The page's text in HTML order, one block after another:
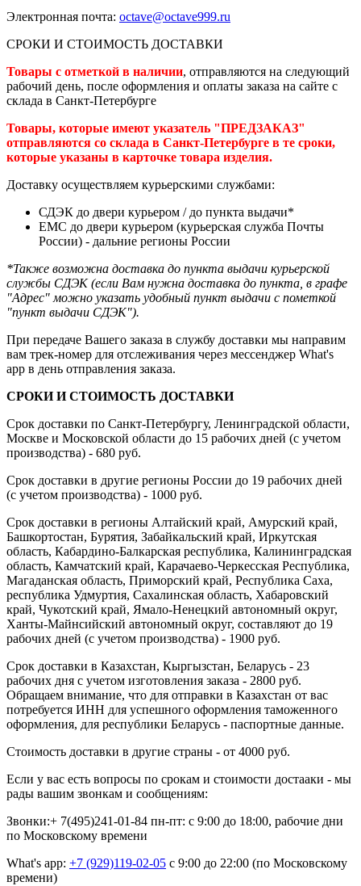
Электронная почта: octave@octave999.ru
СРОКИ И СТОИМОСТЬ ДОСТАВКИ
Товары с отметкой в наличии, отправляются на следующий
рабочий день, после оформления и оплаты заказа на сайте с
склада в Санкт-Петербурге
Товары, которые имеют указатель "ПРЕДЗАКАЗ"
отправляются со склада в Санкт-Петербурге в те сроки,
которые указаны в карточке товара изделия.
Доставку осуществляем курьерскими службами:
СДЭК до двери курьером / до пункта выдачи*
ЕМС до двери курьером (курьерская служба Почты
России) - дальние регионы России
*Также возможна доставка до пункта выдачи курьерской
службы СДЭК (если Вам нужна доставка до пункта, в графе
"Адрес" можно указать удобный пункт выдачи с пометкой
"пункт выдачи СДЭК").
При передаче Вашего заказа в службу доставки мы направим
вам трек-номер для отслеживания через мессенджер What's
app в день отправления заказа.
СРОКИ И СТОИМОСТЬ ДОСТАВКИ
Срок доставки по Санкт-Петербургу, Ленинградской области,
Москве и Московской области до 15 рабочих дней (с учетом
производства) - 680 руб.
Срок доставки в другие регионы России до 19 рабочих дней
(с учетом производства) - 1000 руб.
Срок доставки в регионы Алтайский край, Амурский край,
Башкортостан, Бурятия, Забайкальский край, Иркутская
область, Кабардино-Балкарская республика, Калининградская
область, Камчатский край, Карачаево-Черкесская Республика,
Магаданская область, Приморский край, Республика Саха,
республика Удмуртия, Сахалинская область, Хабаровский
край, Чукотский край, Ямало-Ненецкий автономный округ,
Ханты-Майнсийский автономный округ, составляют до 19
рабочих дней (с учетом производства) - 1900 руб.
Срок доставки в Казахстан, Кыргызстан, Беларусь - 23
рабочих дня с учетом изготовления заказа - 2800 руб.
Обращаем внимание, что для отправки в Казахстан от вас
потребуется ИНН для успешного оформления таможенного
оформления, для республики Беларусь - паспортные данные.
Стоимость доставки в другие страны - от 4000 руб.
Если у вас есть вопросы по срокам и стоимости достааки - мы
рады вашим звонкам и сообщениям:
Звонки:+ 7(495)241-01-84 пн-пт: с 9:00 до 18:00, рабочие дни
по Московскому времени
What's app: +7 (929)119-02-05 с 9:00 до 22:00 (по Московскому
времени)